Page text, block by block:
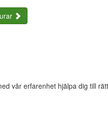
vår erfarenhet hjälpa dig till